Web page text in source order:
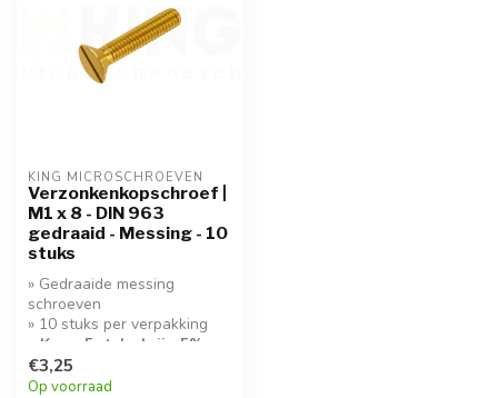
KING MICROSCHROEVEN
Verzonkenkopschroef |
M1 x 8 - DIN 963
gedraaid - Messing - 10
stuks
» Gedraaide messing
schroeven
» 10 stuks per verpakking
» Koop 5 stuks krijg 5%
korting!
€3,25
Op voorraad